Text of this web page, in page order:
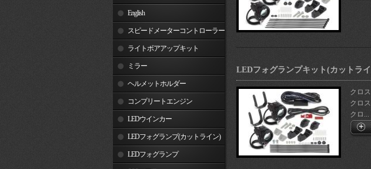
車両 English
スピードメーターコントローラー
ライトボアアップキット
ミラー
ヘルメットホルダー
コンプリートエンジン
LEDウインカー
LEDフォグランプ(カットライン)
LEDフォグランプ
LEDフォグランプキット(カットラ
クロ
クロ
クロ...